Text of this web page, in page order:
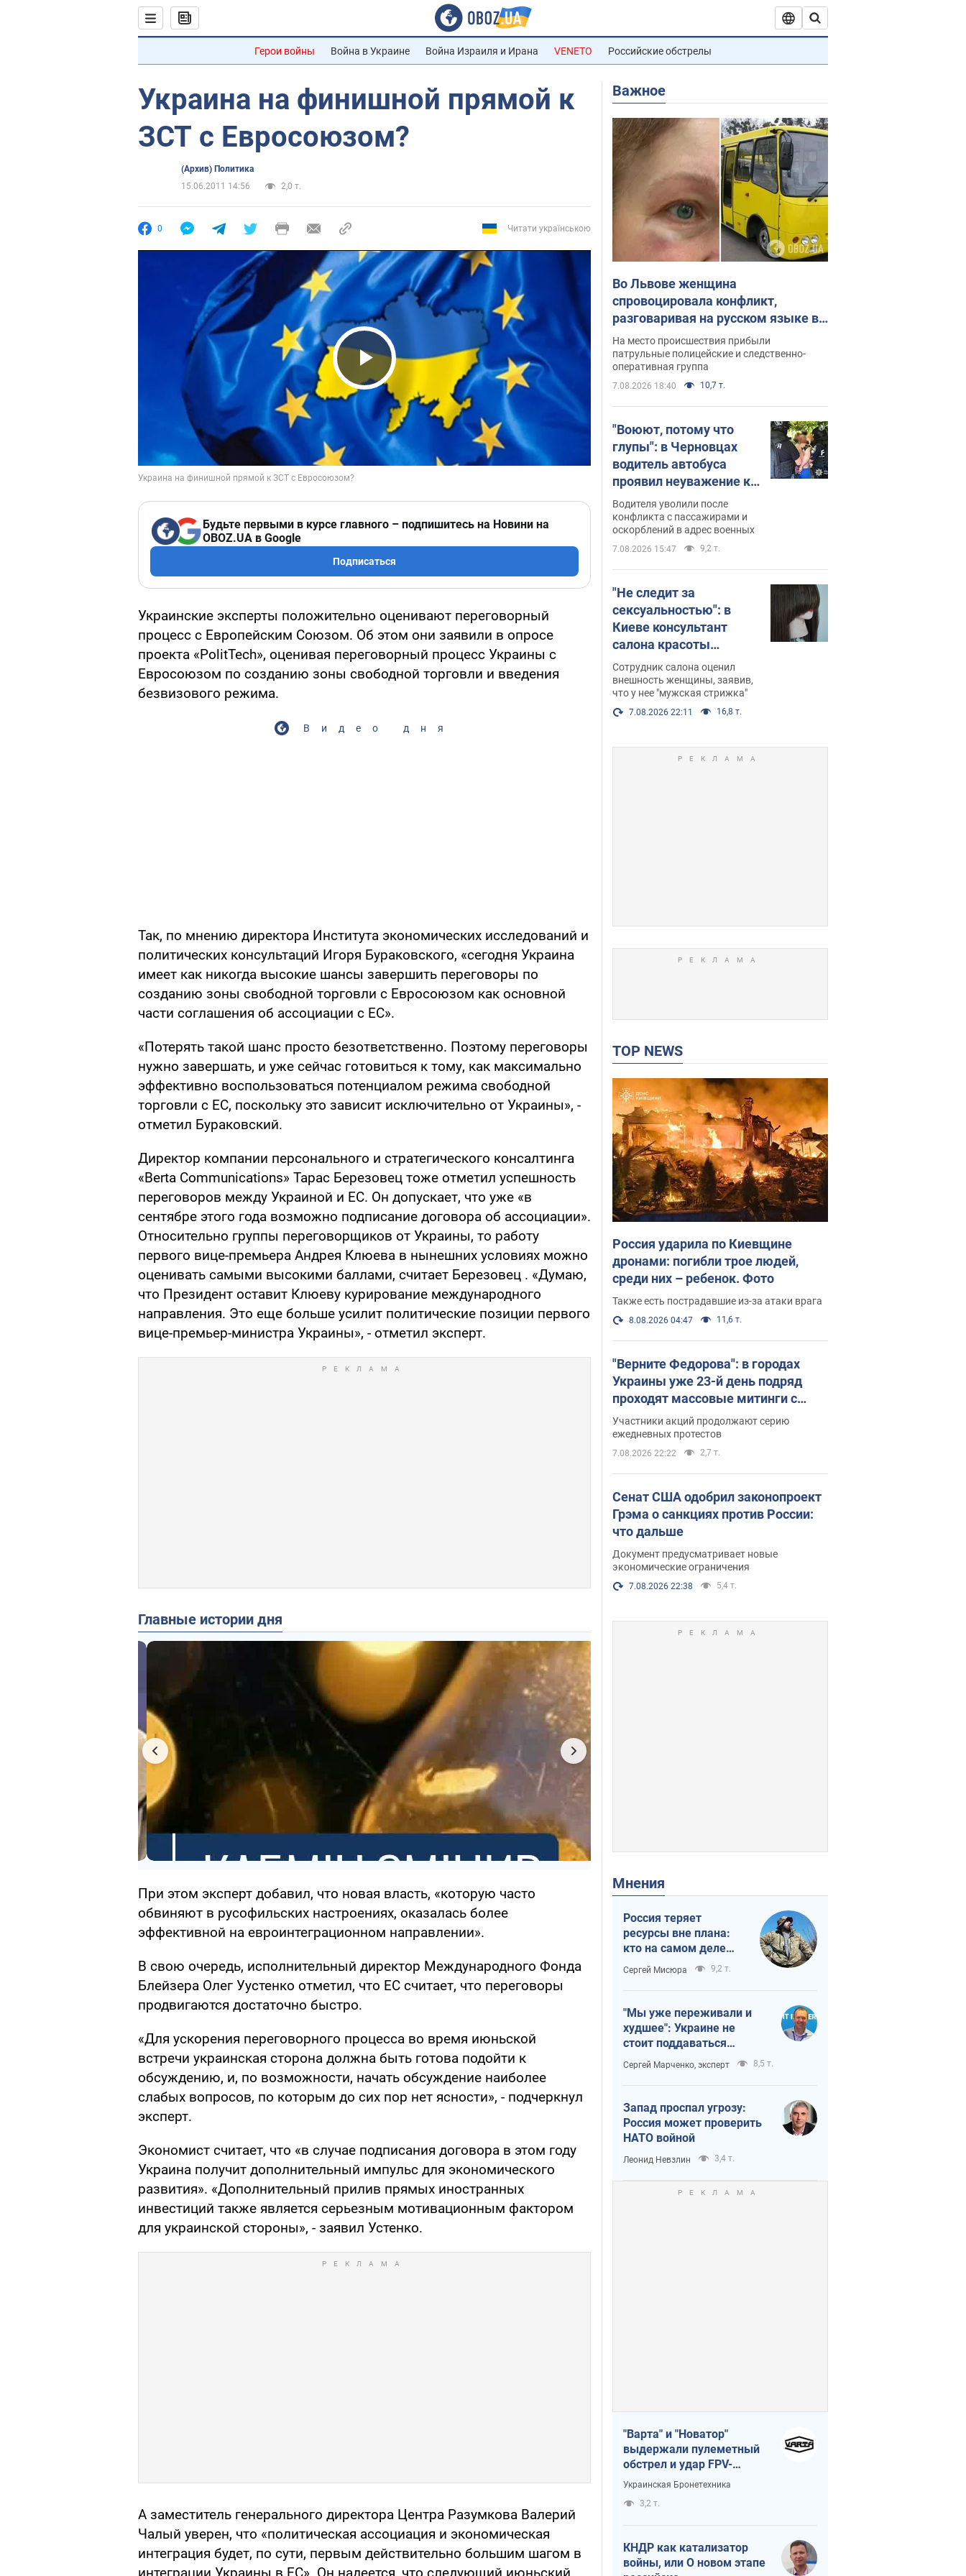
Герои войны Война в Украине Война Израиля и Ирана VENETO Российские обстрелы
Украина на финишной прямой к
ЗСТ с Евросоюзом?
(Архив) Политика
15.06.2011 14:56
2,0 т.
0 Читати українською
Play Video
Будьте первыми в курсе главного – подпишитесь на Новини на
OBOZ.UA в Google
Подписаться
Украинские эксперты положительно оценивают переговорный
процесс с Европейским Союзом. Об этом они заявили в опросе
проекта «PolitTech», оценивая переговорный процесс Украины с
Евросоюзом по созданию зоны свободной торговли и введения
безвизового режима.
Видео дня
Так, по мнению директора Института экономических исследований и
политических консультаций Игоря Бураковского, «сегодня Украина
имеет как никогда высокие шансы завершить переговоры по
созданию зоны свободной торговли с Евросоюзом как основной
части соглашения об ассоциации с ЕС».
«Потерять такой шанс просто безответственно. Поэтому переговоры
нужно завершать, и уже сейчас готовиться к тому, как максимально
эффективно воспользоваться потенциалом режима свободной
торговли с ЕС, поскольку это зависит исключительно от Украины», -
отметил Бураковский.
Директор компании персонального и стратегического консалтинга
«Berta Communications» Тарас Березовец тоже отметил успешность
переговоров между Украиной и ЕС. Он допускает, что уже «в
сентябре этого года возможно подписание договора об ассоциации».
Относительно группы переговорщиков от Украины, то работу
первого вице-премьера Андрея Клюева в нынешних условиях можно
оценивать самыми высокими баллами, считает Березовец . «Думаю,
что Президент оставит Клюеву курирование международного
направления. Это еще больше усилит политические позиции первого
вице-премьер-министра Украины», - отметил эксперт.
Главные истории дня
При этом эксперт добавил, что новая власть, «которую часто
обвиняют в русофильских настроениях, оказалась более
эффективной на евроинтеграционном направлении».
В свою очередь, исполнительный директор Международного Фонда
Блейзера Олег Уустенко отметил, что ЕС считает, что переговоры
продвигаются достаточно быстро.
«Для ускорения переговорного процесса во время июньской
встречи украинская сторона должна быть готова подойти к
обсуждению, и, по возможности, начать обсуждение наиболее
слабых вопросов, по которым до сих пор нет ясности», - подчеркнул
эксперт.
Экономист считает, что «в случае подписания договора в этом году
Украина получит дополнительный импульс для экономического
развития». «Дополнительный прилив прямых иностранных
инвестиций также является серьезным мотивационным фактором
для украинской стороны», - заявил Устенко.
А заместитель генерального директора Центра Разумкова Валерий
Чалый уверен, что «политическая ассоциация и экономическая
интеграция будет, по сути, первым действительно большим шагом в
Важное
Во Львове женщина
спровоцировала конфликт,
разговаривая на русском языке в
маршрутке: полиция составила
административный протокол.
Видео
На место происшествия прибыли
патрульные полицейские и следственно-
оперативная группа
7.08.2026 18:40 10,7 т.
"Воюют, потому что
глупы": в Черновцах
водитель автобуса
проявил неуважение к
украинским военным и
поплатился за это.
Видео
Водителя уволили после
конфликта с пассажирами и
оскорблений в адрес военных
7.08.2026 15:47 9,2 т.
"Не следит за
сексуальностью": в
Киеве консультант
салона красоты
оскорбил женщину
после химиотерапии,
разгорелся скандал.
Фото
Сотрудник салона оценил
внешность женщины, заявив,
что у нее "мужская стрижка"
7.08.2026 22:11 16,8 т.
TOP NEWS
Россия ударила по Киевщине
дронами: погибли трое людей,
среди них – ребенок. Фото
Также есть пострадавшие из-за атаки врага
8.08.2026 04:47 11,6 т.
"Верните Федорова": в городах
Украины уже 23-й день подряд
проходят массовые митинги с
плакатами. Фото и видео
Участники акций продолжают серию
ежедневных протестов
7.08.2026 22:22 2,7 т.
Сенат США одобрил законопроект
Грэма о санкциях против России:
что дальше
Документ предусматривает новые
экономические ограничения
7.08.2026 22:38 5,4 т.
Мнения
Россия теряет
ресурсы вне плана:
кто на самом деле
диктует темп войны
Сергей Мисюра 9,2 т.
"Мы уже переживали и
худшее": Украине не
стоит поддаваться
отчаянию из-за
ракетного террора
Сергей Марченко, эксперт 8,5 т.
Запад проспал угрозу:
Россия может проверить
НАТО войной
Леонид Невзлин 3,4 т.
"Варта" и "Новатор"
выдержали пулеметный
обстрел и удар FPV-
дрона, сохранив жизнь
Украинская Бронетехника
3,2 т.
КНДР как катализатор
войны, или О новом этапе